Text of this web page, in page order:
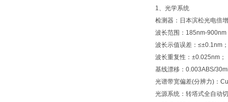
1、光学系统
检测器：日本滨松光电倍
波长范围：185nm-900nm
波长示值误差：≤±0.1nm；
波长重复性：±0.025nm；
基线漂移：0.003ABS/
光谱带宽偏差(分辨力)：
光源系统：转塔式全自动